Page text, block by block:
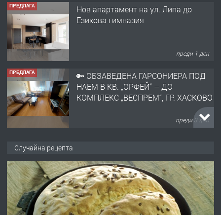
ПРЕДЛАГА
Нов апартамент на ул. Липа до
Езикова гимназия
преди 1 ден
ПРЕДЛАГА
🔑 ОБЗАВЕДЕНА ГАРСОНИЕРА ПОД
НАЕМ В КВ. „ОРФЕЙ“ – ДО
КОМПЛЕКС „ВЕСПРЕМ“, ГР. ХАСКОВО
преди 3 дни
АПАРТАМЕНТ В ЦЕНТЪРА НА ГР.
ХАСКОВО
преди 3 дни
ПРЕДЛАГА Давам гараж под наем
Случайна рецепта